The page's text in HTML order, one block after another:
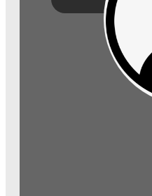
Comercial de Amparo. Sua
estratégica excepcional são
local e fortalecer a economia